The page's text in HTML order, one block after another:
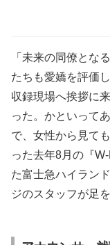
「未来の同僚とな
たちも愛嬌を評価
収録現場へ挨拶に
った。かといって
で、女性から見て
った去年8月の『
た富士急ハイラン
ジのスタッフが足